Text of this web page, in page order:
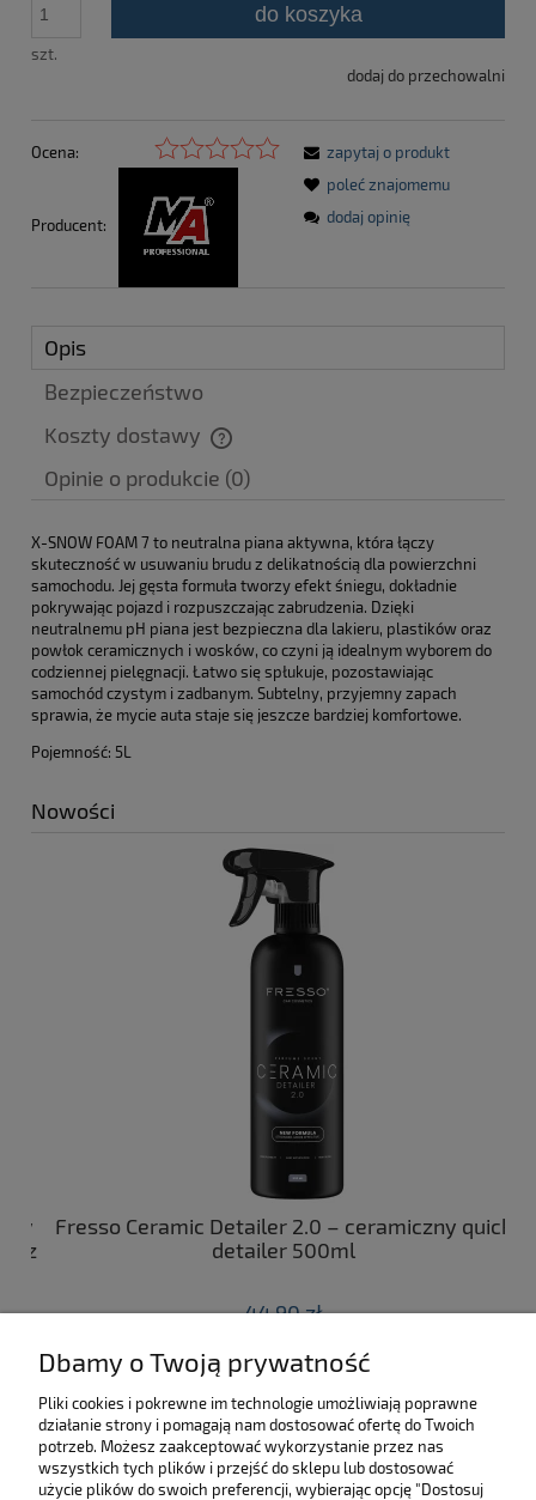
szt.
do koszyka
dodaj do przechowalni
Ocena:
Producent:
zapytaj o produkt
poleć znajomemu
dodaj opinię
Opis
Bezpieczeństwo
Koszty dostawy
Cena nie zawiera ewentualnych kosztów płatności
Opinie o produkcie (0)
X-SNOW FOAM 7 to neutralna piana aktywna, która łączy
skuteczność w usuwaniu brudu z delikatnością dla powierzchni
samochodu. Jej gęsta formuła tworzy efekt śniegu, dokładnie
pokrywając pojazd i rozpuszczając zabrudzenia. Dzięki
neutralnemu pH piana jest bezpieczna dla lakieru, plastików oraz
powłok ceramicznych i wosków, co czyni ją idealnym wyborem do
codziennej pielęgnacji. Łatwo się spłukuje, pozostawiając
samochód czystym i zadbanym. Subtelny, przyjemny zapach
sprawia, że mycie auta staje się jeszcze bardziej komfortowe.
Pojemność: 5L
Nowości
Fresso Ceramic Detailer 2.0 – ceramiczny quick
detailer 500ml
44,90 zł
do koszyka
SKLEP
MOJE KONTO
Dbamy o Twoją prywatność
Pliki cookies i pokrewne im technologie umożliwiają poprawne
działanie strony i pomagają nam dostosować ofertę do Twoich
potrzeb. Możesz zaakceptować wykorzystanie przez nas
wszystkich tych plików i przejść do sklepu lub dostosować
użycie plików do swoich preferencji, wybierając opcję "Dostosuj